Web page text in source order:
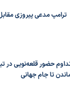
ترامپ مدعی پیروزی
حضور قلعه‌نویی در
تا جام جهانی